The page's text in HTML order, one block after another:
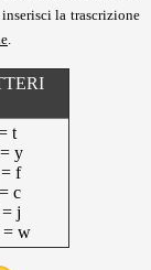
la trascrizione
t
y
f
c
j
w